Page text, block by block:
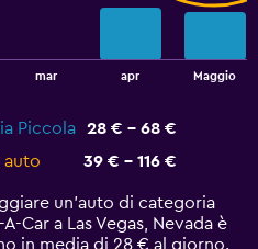
mar apr Maggio
Piccola
28 € - 68 €
auto
39 € - 116 €
un'auto di categoria
Car a Las Vegas, Nevada è
in media di 28 € al giorno.